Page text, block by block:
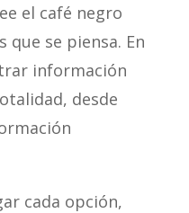
el café negro
que se piensa. En
información
desde
cada opción,